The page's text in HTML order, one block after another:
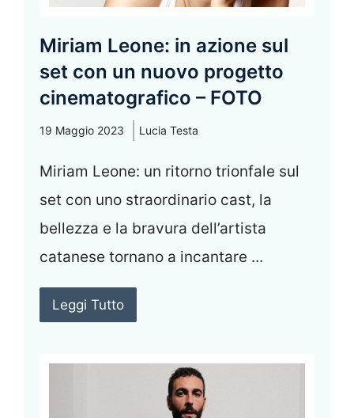
Miriam Leone: in azione sul
set con un nuovo progetto
cinematografico – FOTO
19 Maggio 2023 Lucia Testa
Miriam Leone: un ritorno trionfale sul
set con uno straordinario cast, la
bellezza e la bravura dell’artista
catanese tornano a incantare ...
Leggi Tutto